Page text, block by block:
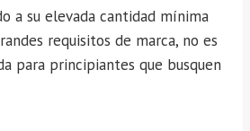
a su elevada cantidad mínima
requisitos de marca, no es
para principiantes que busquen